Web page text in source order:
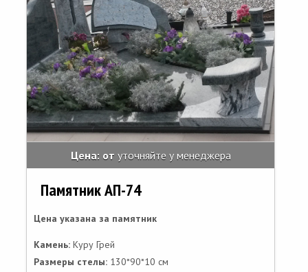
Цена: от уточняйте у менеджера
Памятник АП-74
Цена указана за памятник
Камень: Куру Грей
Размеры стелы: 130*90*10 см